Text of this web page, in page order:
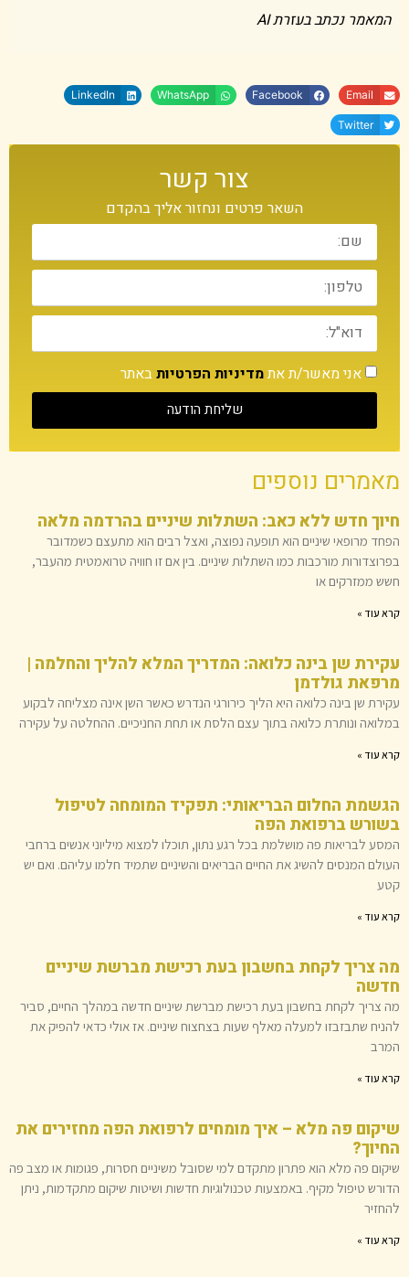
המאמר נכתב בעזרת AI
Email
Facebook
WhatsApp
LinkedIn
Twitter
צור קשר
השאר פרטים ונחזור אליך בהקדם
אני מאשר/ת אתמדיניות הפרטיותבאתר
שליחת הודעה
מאמרים נוספים
חיוך חדש ללא כאב: השתלות שיניים בהרדמה מלאה
הפחד מרופאי שיניים הוא תופעה נפוצה, ואצל רבים הוא מתעצם כשמדובר
בפרוצדורות מורכבות כמו השתלות שיניים. בין אם זו חוויה טרואמטית מהעבר,
חשש ממזרקים או
קרא עוד »
עקירת שן בינה כלואה: המדריך המלא להליך והחלמה |
מרפאת גולדמן
עקירת שן בינה כלואה היא הליך כירורגי הנדרש כאשר השן אינה מצליחה לבקוע
במלואה ונותרת כלואה בתוך עצם הלסת או תחת החניכיים. ההחלטה על עקירה
קרא עוד »
הגשמת החלום הבריאותי: תפקיד המומחה לטיפול
בשורש ברפואת הפה
המסע לבריאות פה מושלמת בכל רגע נתון, תוכלו למצוא מיליוני אנשים ברחבי
העולם המנסים להשיג את החיים הבריאים והשיניים שתמיד חלמו עליהם. ואם יש
קטע
קרא עוד »
מה צריך לקחת בחשבון בעת ​​רכישת מברשת שיניים
חדשה
מה צריך לקחת בחשבון בעת ​​רכישת מברשת שיניים חדשה במהלך החיים, סביר
להניח שתבזבזו למעלה מאלף שעות בצחצוח שיניים. אז אולי כדאי להפיק את
המרב
קרא עוד »
שיקום פה מלא – איך מומחים לרפואת הפה מחזירים את
החיוך?
שיקום פה מלא הוא פתרון מתקדם למי שסובל משיניים חסרות, פגומות או מצב פה
הדורש טיפול מקיף. באמצעות טכנולוגיות חדשות ושיטות שיקום מתקדמות, ניתן
להחזיר
קרא עוד »